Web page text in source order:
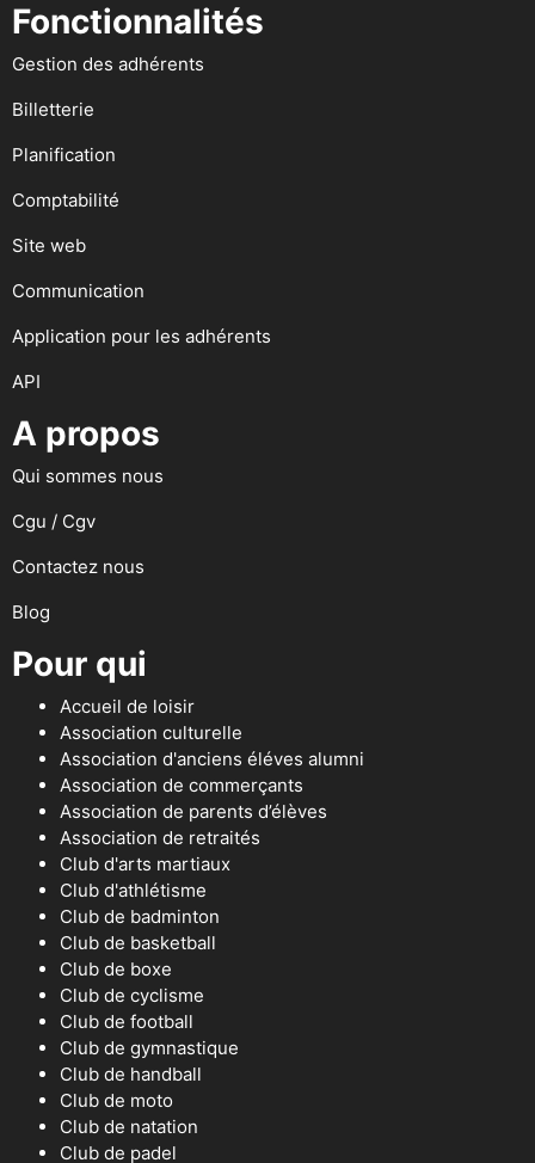
Fonctionnalités
Gestion des adhérents
Billetterie
Planification
Comptabilité
Site web
Communication
Application pour les adhérents
API
A propos
Qui sommes nous
Cgu / Cgv
Contactez nous
Blog
Pour qui
Accueil de loisir
Association culturelle
Association d'anciens éléves alumni
Association de commerçants
Association de parents d’élèves
Association de retraités
Club d'arts martiaux
Club d'athlétisme
Club de badminton
Club de basketball
Club de boxe
Club de cyclisme
Club de football
Club de gymnastique
Club de handball
Club de moto
Club de natation
Club de padel